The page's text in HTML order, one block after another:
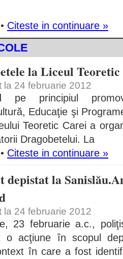
• Citeste in continuare »
la Liceul
la 24 februarie 2012
pe principiul
Educaţie şi
Teoretic Carei a
Dragobetelui. La
• Citeste in continuare »
depistat la
la 24 februarie 2012
23 februarie a.c.,
o acţiune în scopul
în care a fost